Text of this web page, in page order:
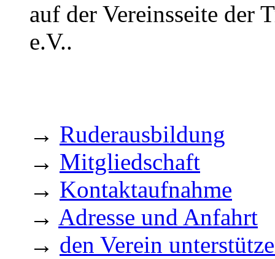
auf der Vereinsseite der
e.V..
→ Ruderausbildung
→ Mitgliedschaft
→ Kontaktaufnahme
→ Adresse und Anfahrt
→ den Verein